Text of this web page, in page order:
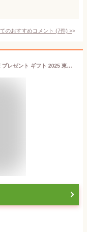
のおすすめコメント (7件) >
御中元 お中元 自分ギフト 帰省 帰省土産 プレゼント ギフト 2025 東京ラスク ピース東京MIX24個入 個包装 小分け 東京土産 ラスク 洋菓子 焼菓子 スイーツ